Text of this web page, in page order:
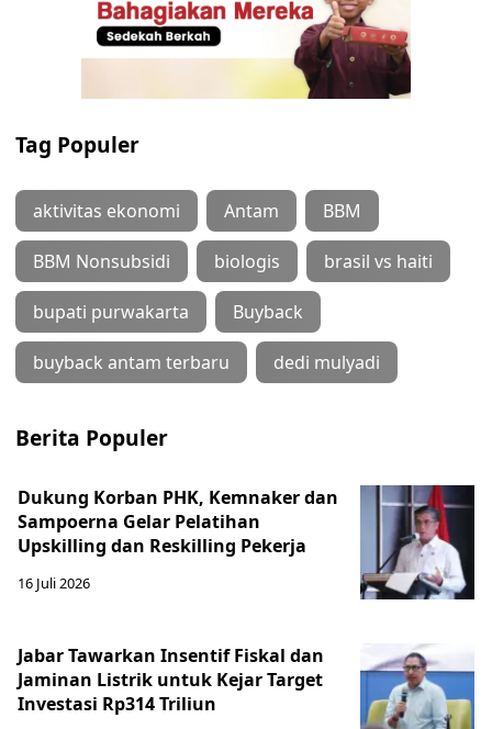
Tag Populer
aktivitas ekonomi Antam BBM
BBM Nonsubsidi biologis brasil vs haiti
bupati purwakarta Buyback
buyback antam terbaru dedi mulyadi
Berita Populer
Dukung Korban PHK, Kemnaker dan
Sampoerna Gelar Pelatihan
Upskilling dan Reskilling Pekerja
16 Juli 2026
Jabar Tawarkan Insentif Fiskal dan
Jaminan Listrik untuk Kejar Target
Investasi Rp314 Triliun